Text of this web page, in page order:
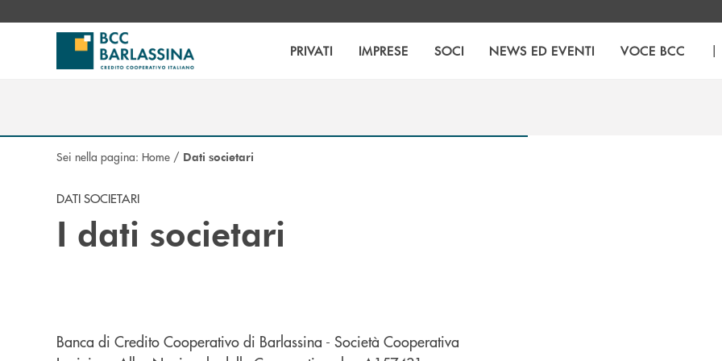
PRIVATI IMPRESE SOCI NEWS ED EVENTI VOCE BCC |
Sei nella pagina: Home / Dati societari
DATI SOCIETARI
I dati societari
Banca di Credito Cooperativo di Barlassina - Società Cooperativa